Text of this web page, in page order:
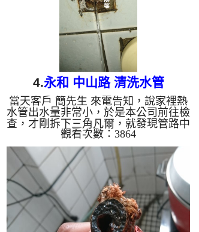
4.永和 中山路 清洗水管
當天客戶 簡先生 來電告知，說家裡熱
水管出水量非常小，於是本公司前往檢
查，才剛拆下三角凡爾，就發現管路中
大量的管垢，導致出水量非常小，如尿
尿般的大小，如下圖，於是本公司架起
水管清洗機 ，開始 洗水管 ， 管路不
斷噴出髒的水，如下圖，清洗過程幾次
水管堵塞 數次，本公司改用特殊工
法， 水管清洗 約兩個多小時，客戶終
於能正常使用熱水了。 清洗水管,水管
清洗, 洗水管, 熱水管堵塞, 熱水忽冷忽
熱 ...
觀看次數：3864